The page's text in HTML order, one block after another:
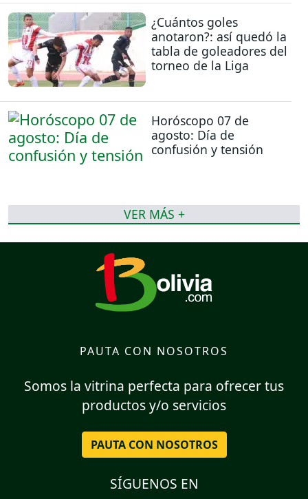
¿Cuántos goles
anotaron?: así quedó la
tabla de goleadores del
torneo de la Liga
Horóscopo 07 de
agosto: Día de
confusión y tensión
VER MÁS +
PAUTA CON NOSOTROS
Somos la vitrina perfecta para ofrecer tus
productos y/o servicios
PAUTA CON NOSOTROS
SÍGUENOS EN